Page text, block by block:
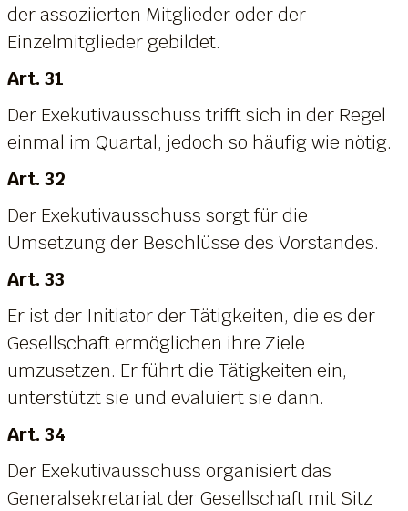
der assoziierten Mitglieder oder der
Einzelmitglieder gebildet.
Art. 31
Der Exekutivausschuss trifft sich in der Regel
einmal im Quartal, jedoch so häufig wie nötig.
Art. 32
Der Exekutivausschuss sorgt für die
Umsetzung der Beschlüsse des Vorstandes.
Art. 33
Er ist der Initiator der Tätigkeiten, die es der
Gesellschaft ermöglichen ihre Ziele
umzusetzen. Er führt die Tätigkeiten ein,
unterstützt sie und evaluiert sie dann.
Art. 34
Der Exekutivausschuss organisiert das
Generalsekretariat der Gesellschaft mit Sitz